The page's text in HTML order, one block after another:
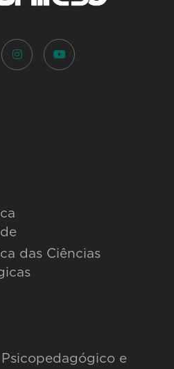
das Ciências
e